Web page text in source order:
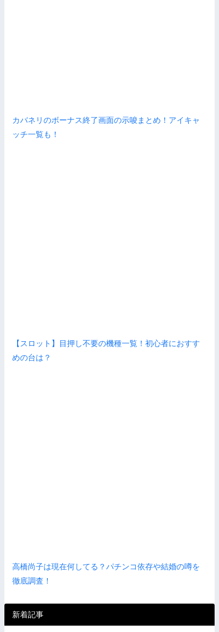
カバネリのボーナス終了画面の示唆まとめ！アイキャ
ッチ一覧も！
【スロット】目押し不要の機種一覧！初心者におすす
めの台は？
高橋尚子は現在何してる？パチンコ依存や結婚の噂を
徹底調査！
新着記事